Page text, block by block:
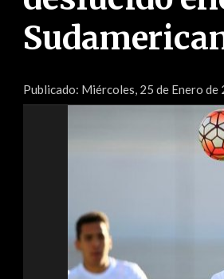
Publicado: Miércoles, 25 de Enero de